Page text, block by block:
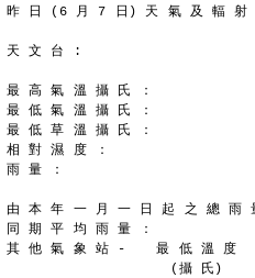
昨 日 (6 月 7 日) 天 氣 及 輻 射
天 文 台 :
最 高 氣 溫 攝 氏 ：
最 低 氣 溫 攝 氏 ：
最 低 草 溫 攝 氏 ：
相 對 濕 度 ：
雨 量 ：
由 本 年 一 月 一 日 起 之 總
同 期 平 均 雨 量 ：
其 他 氣 象 站 - 　 最 低 溫
(攝 氏)　　 　